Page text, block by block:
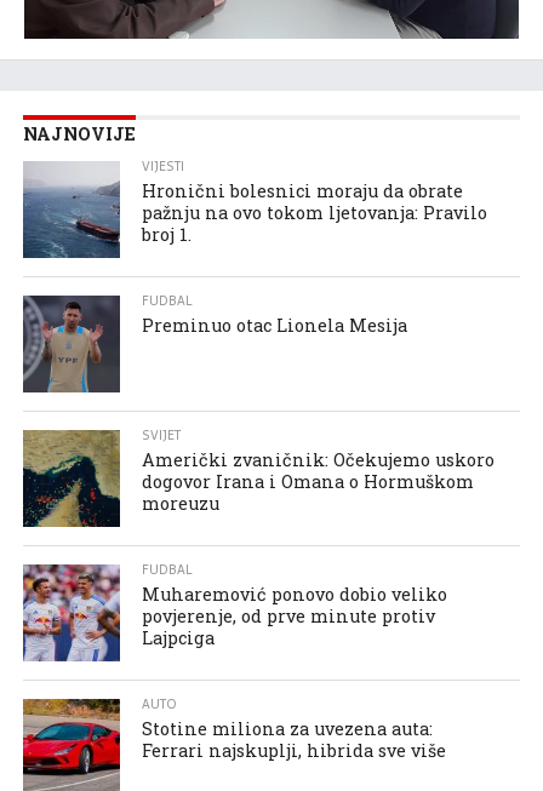
NAJNOVIJE
VIJESTI
Hronični bolesnici moraju da obrate
pažnju na ovo tokom ljetovanja: Pravilo
broj 1.
FUDBAL
Preminuo otac Lionela Mesija
SVIJET
Američki zvaničnik: Očekujemo uskoro
dogovor Irana i Omana o Hormuškom
moreuzu
FUDBAL
Muharemović ponovo dobio veliko
povjerenje, od prve minute protiv
Lajpciga
AUTO
Stotine miliona za uvezena auta:
Ferrari najskuplji, hibrida sve više